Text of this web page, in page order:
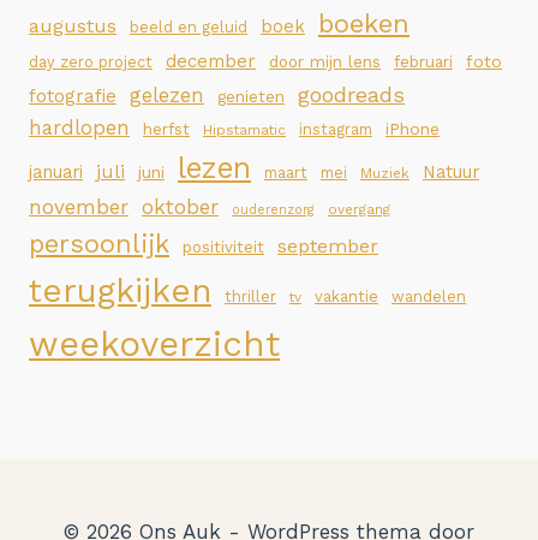
augustus beeld en geluid boek boeken
day zero project december door mijn lens februari foto
fotografie gelezen genieten goodreads
hardlopen herfst Hipstamatic instagram iPhone
januari juli juni lezen maart mei Muziek Natuur
november oktober ouderenzorg overgang
persoonlijk positiviteit september
terugkijken thriller tv vakantie wandelen
weekoverzicht
© 2026 Ons Auk - WordPress thema door